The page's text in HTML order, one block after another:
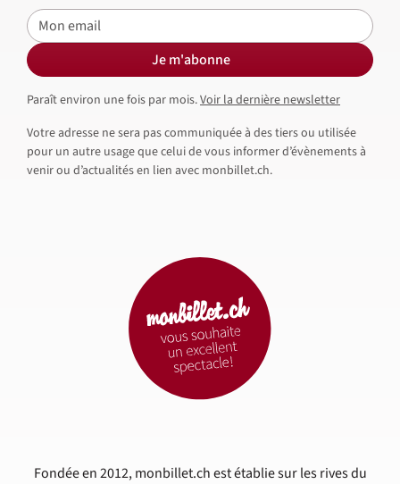
Fondée en 2012, monbillet.ch est établie sur les rives du
E-mail
Je m'abonne
Paraît environ une fois par mois.Voir la dernière newsletter
Votre adresse ne sera pas communiquée à des tiers ou utilisée
pour un autre usage que celui de vous informer d’évènements à
venir ou d’actualités en lien avec monbillet.ch.